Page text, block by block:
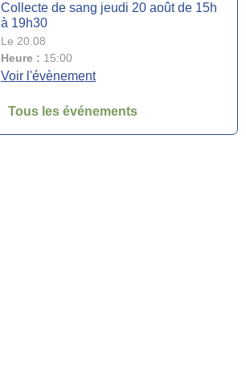
Collecte de sang jeudi 20 août de 15h
à 19h30
Le 20.08
Heure : 15:00
Voir l'évènement
Fête votive de la Saint-Symphorien du
Tous les événements